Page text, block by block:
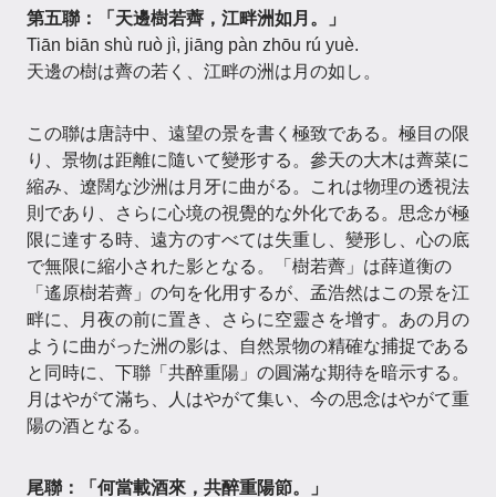
第五聯：「天邊樹若薺，江畔洲如月。」
Tiān biān shù ruò jì, jiāng pàn zhōu rú yuè.
天邊の樹は薺の若く、江畔の洲は月の如し。
この聯は唐詩中、遠望の景を書く極致である。極目の限
り、景物は距離に隨いて變形する。參天の大木は薺菜に
縮み、遼闊な沙洲は月牙に曲がる。これは物理の透視法
則であり、さらに心境の視覺的な外化である。思念が極
限に達する時、遠方のすべては失重し、變形し、心の底
で無限に縮小された影となる。「樹若薺」は薛道衡の
「遙原樹若薺」の句を化用するが、孟浩然はこの景を江
畔に、月夜の前に置き、さらに空靈さを增す。あの月の
ように曲がった洲の影は、自然景物の精確な捕捉である
と同時に、下聯「共醉重陽」の圓滿な期待を暗示する。
月はやがて滿ち、人はやがて集い、今の思念はやがて重
陽の酒となる。
尾聯：「何當載酒來，共醉重陽節。」